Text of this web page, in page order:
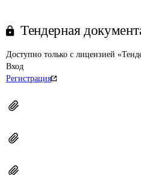
Тендерная
Доступно только с лицензией
Вход
Регистрация